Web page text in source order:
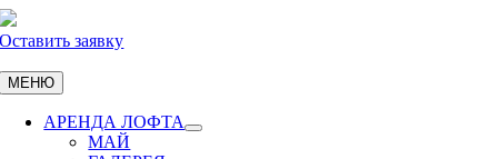
Skip
to
Оставить заявку
МЕНЮ
АРЕНДА ЛОФТА
МАЙ